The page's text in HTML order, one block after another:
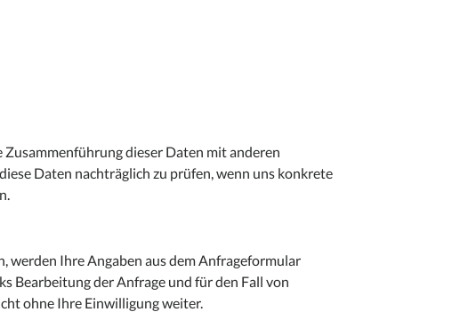
dieser Daten mit anderen
Daten nachträglich zu prüfen, wenn uns konkrete
werden Ihre Angaben aus dem Anfrageformular
Bearbeitung der Anfrage und für den Fall von
ohne Ihre Einwilligung weiter.